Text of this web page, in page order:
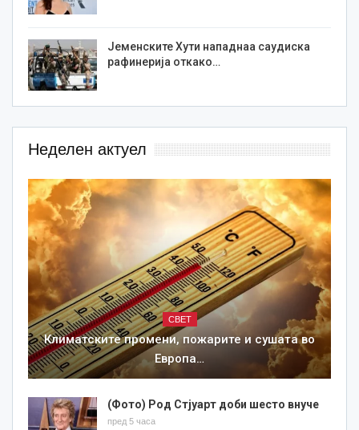
Јеменските Хути нападнаа саудиска
рафинерија откако…
Неделен актуел
СВЕТ
Климатските промени, пожарите и сушата во
Европа…
(Фото) Род Стјуарт доби шесто внуче
пред 5 часа